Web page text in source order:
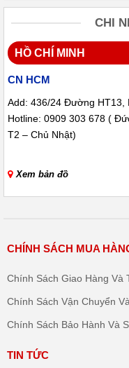
CHI
HỒ CHÍ MINH
CN HCM
Add: 436/24 Đường HT13,
Hotline: 0909 303 678 (
T2 – Chủ Nhật)
Xem bản đồ
CHÍNH SÁCH MUA
Chính Sách Giao Hàng Và
Chính Sách Vận Chuyển
Chính Sách Bảo Hành Và
TIN TỨC